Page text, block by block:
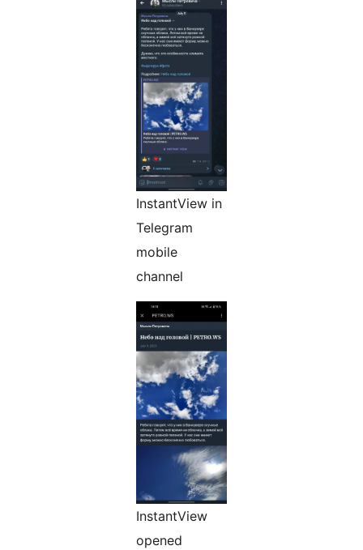
InstantView in
Telegram
mobile
channel
InstantView
opened